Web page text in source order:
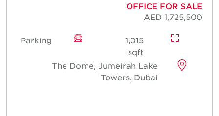
OFFICE FOR SALE
AED 1,725,500
1,015
sqft
Parking
The Dome, Jumeirah Lake
Towers, Dubai